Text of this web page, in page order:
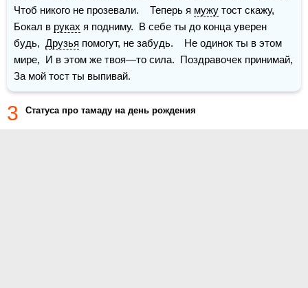
Чтоб никого не прозевали.    Теперь я мужу тост скажу,
Бокал в руках я подниму.  В себе ты до конца уверен
будь, Друзья помогут, не забудь.    Не одинок ты в этом
мире,  И в этом же твоя—то сила.  Поздравочек принимай,
За мой тост ты выпивай.
3 Статуса про тамаду на день рождения